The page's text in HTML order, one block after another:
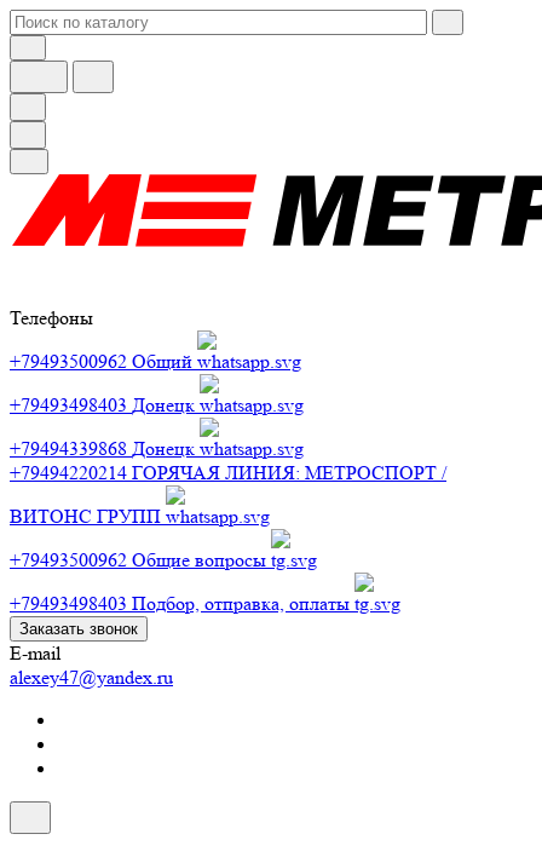
Телефоны
+79493500962 Общий
+79493498403 Донецк
+79494339868 Донецк
+79494220214 ГОРЯЧАЯ ЛИНИЯ: МЕТРОСПОРТ /
ВИТОНС ГРУПП
+79493500962 Общие вопросы
+79493498403 Подбор, отправка, оплаты
Заказать звонок
E-mail
alexey47@yandex.ru